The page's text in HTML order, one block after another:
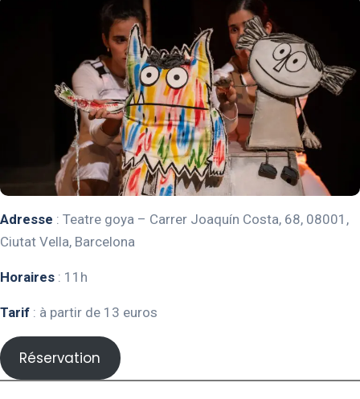
Adresse : Teatre goya – Carrer Joaquín Costa, 68, 08001,
Ciutat Vella, Barcelona
Horaires : 11h
Tarif : à partir de 13 euros
Réservation